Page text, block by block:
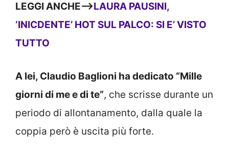
LEGGI ANCHE—>LAURA PAUSINI,
‘INICDENTE’ HOT SUL PALCO: SI E’ VISTO
TUTTO
A lei, Claudio Baglioni ha dedicato “Mille
giorni di me e di te”, che scrisse durante un
periodo di allontanamento, dalla quale la
coppia però è uscita più forte.